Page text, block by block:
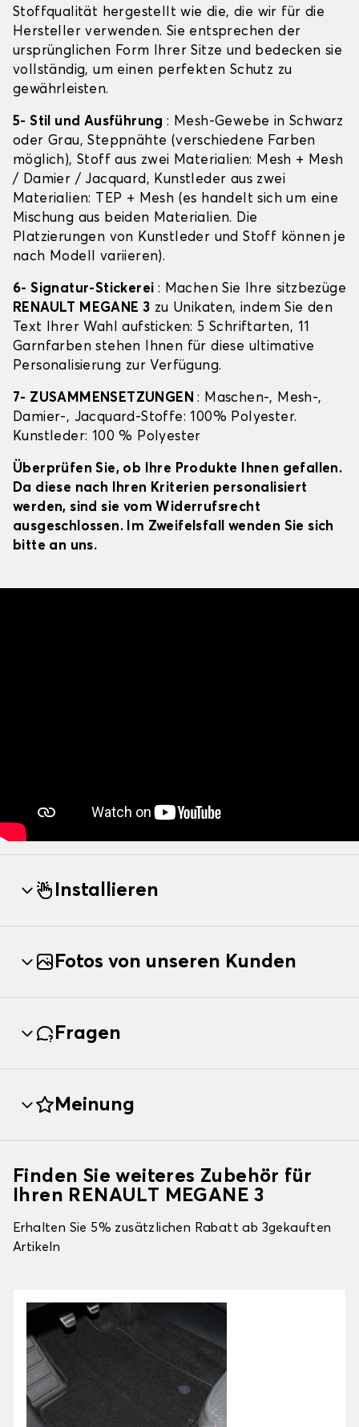
Stoffqualität hergestellt wie die, die wir für die
Hersteller verwenden. Sie entsprechen der
ursprünglichen Form Ihrer Sitze und bedecken sie
vollständig, um einen perfekten Schutz zu
gewährleisten.
5- Stil und Ausführung: Mesh-Gewebe in Schwarz
oder Grau, Steppnähte (verschiedene Farben
möglich), Stoff aus zwei Materialien: Mesh + Mesh
/ Damier / Jacquard, Kunstleder aus zwei
Materialien: TEP + Mesh (es handelt sich um eine
Mischung aus beiden Materialien. Die
Platzierungen von Kunstleder und Stoff können je
nach Modell variieren).
6- Signatur-Stickerei : Machen Sie Ihre sitzbezüge
RENAULT MEGANE 3 zu Unikaten, indem Sie den
Text Ihrer Wahl aufsticken: 5 Schriftarten, 11
Garnfarben stehen Ihnen für diese ultimative
Personalisierung zur Verfügung.
7- ZUSAMMENSETZUNGEN: Maschen-, Mesh-,
Damier-, Jacquard-Stoffe: 100% Polyester.
Kunstleder: 100 % Polyester
Überprüfen Sie, ob Ihre Produkte Ihnen gefallen.
Da diese nach Ihren Kriterien personalisiert
werden, sind sie vom Widerrufsrecht
ausgeschlossen. Im Zweifelsfall wenden Sie sich
bitte an uns.
Installieren
Fotos von unseren Kunden
Fragen
Meinung
Finden Sie weiteres Zubehör für
Ihren RENAULT MEGANE 3
Erhalten Sie 5% zusätzlichen Rabatt ab 3gekauften
Artikeln